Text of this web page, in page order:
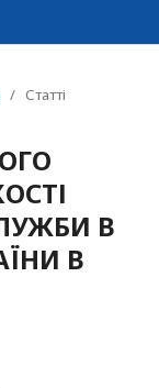
/ Статті
В
В